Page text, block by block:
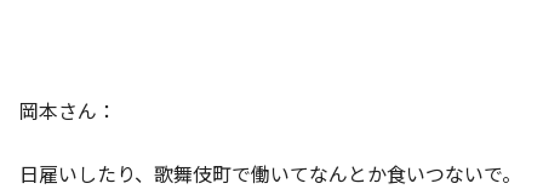
岡本さん：
日雇いしたり、歌舞伎町で働いてなんとか食いつないで。